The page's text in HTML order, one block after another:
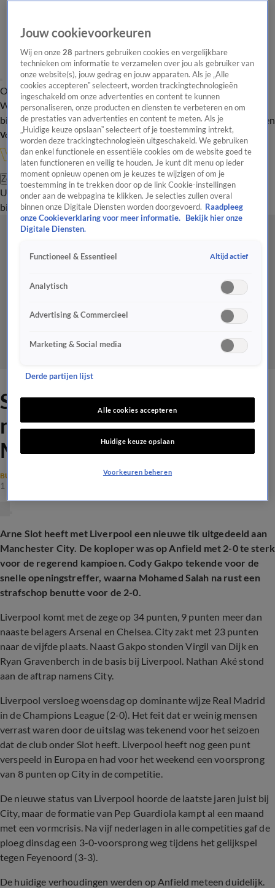
Overzicht Onze programma's Uitzendingen Onze gezichten
In de
WandelgangenInterviewsUitzending
bijwonenPodcastShopVeelgestelde vragenKijkersvraag insturen
Volg Vandaag Inside
Zoeken
UitzendingenVandaag InsideDe OranjezomerShopUitzending
bijwonen
Slot deelt met Liverpool
nieuwe tik uit aan
Manchester City
BUITENLANDS VOETBAL
1 dec 2024, 19:00
Arne Slot heeft met Liverpool een nieuwe tik uitgedeeld aan
Manchester City. De koploper was op Anfield met 2-0 te sterk
voor de regerend kampioen. Cody Gakpo tekende voor de
snelle openingstreffer, waarna Mohamed Salah na rust een
strafschop benutte voor de 2-0.
Liverpool komt met de zege op 34 punten, 9 punten meer dan
naaste belagers Arsenal en Chelsea. City zakt met 23 punten
naar de vijfde plaats. Naast Gakpo stonden Virgil van Dijk en
Ryan Gravenberch in de basis bij Liverpool. Nathan Aké stond
aan de aftrap namens City.
Liverpool versloeg woensdag op dominante wijze Real Madrid
in de Champions League (2-0). Het feit dat er weinig mensen
verrast waren door de uitslag was tekenend voor het seizoen
dat de club onder Slot heeft. Liverpool heeft nog geen punt
verspeeld in Europa en had voor het weekend een voorsprong
van 8 punten op City in de competitie.
De nieuwe status van Liverpool hoorde de laatste jaren juist bij
City, maar de formatie van Pep Guardiola kampt al een maand
met een vormcrisis. Na vijf nederlagen in alle competities gaf de
ploeg dinsdag een 3-0-voorsprong weg tijdens het gelijkspel
tegen Feyenoord (3-3).
De huidige verhoudingen werden op Anfield meteen duidelijk.
Jouw cookievoorkeuren
Wij en onze28 partners gebruiken cookies en vergelijkbare
technieken om informatie te verzamelen over jou als gebruiker van
onze website(s), jouw gedrag en jouw apparaten. Als je „Alle
cookies accepteren” selecteert, worden trackingtechnologieën
ingeschakeld om onze advertenties en content te kunnen
personaliseren, onze producten en diensten te verbeteren en om
de prestaties van advertenties en content te meten. Als je
„Huidige keuze opslaan” selecteert of je toestemming intrekt,
worden deze trackingtechnologieën uitgeschakeld. We gebruiken
dan enkel functionele en essentiële cookies om de website goed te
laten functioneren en veilig te houden. Je kunt dit menu op ieder
moment opnieuw openen om je keuzes te wijzigen of om je
toestemming in te trekken door op de link Cookie-instellingen
onder aan de webpagina te klikken. Je selecties zullen overal
binnen onze Digitale Diensten worden doorgevoerd. Raadpleeg
onze Cookieverklaring voor meer informatie.
Bekijk hier onze
Digitale Diensten.
Functioneel & Essentieel Altijd actief
Analytisch
Advertising & Commercieel
Marketing & Social media
Derde partijen lijst
Alle cookies accepteren
Huidige keuze opslaan
Voorkeuren beheren